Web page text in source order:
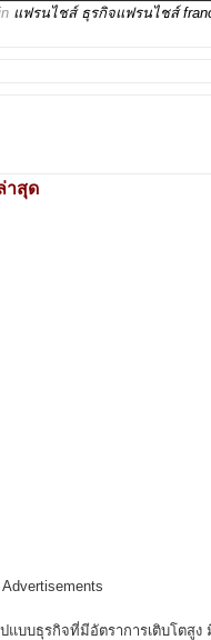
แฟรนไชส์ ธุรกิจแฟรนไชส์
าสุด
Advertisements
ธุรกิจที่มีอัตราการเติบโตสูง